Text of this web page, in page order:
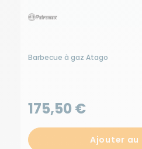
Barbecue à gaz Atago
175,50 €
Ajouter au